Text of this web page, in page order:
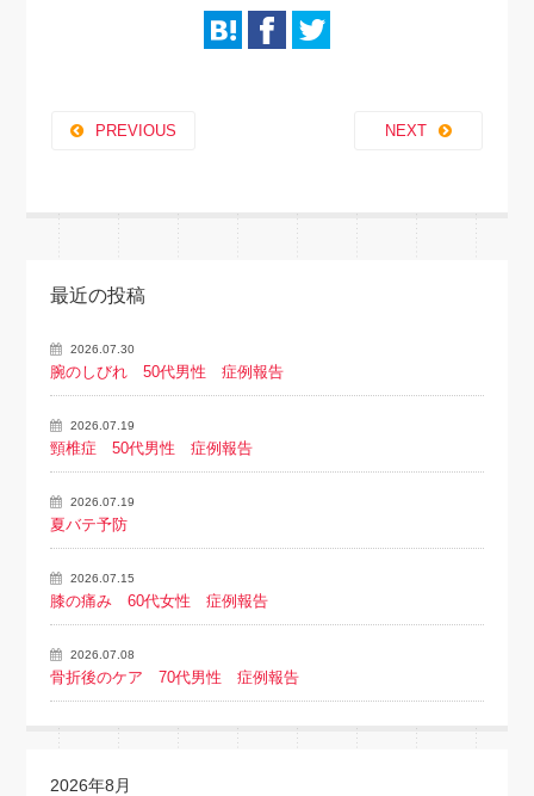
PREVIOUS NEXT
最近の投稿
2026.07.30
腕のしびれ 50代男性 症例報告
2026.07.19
頸椎症 50代男性 症例報告
2026.07.19
夏バテ予防
2026.07.15
膝の痛み 60代女性 症例報告
2026.07.08
骨折後のケア 70代男性 症例報告
2026年8月